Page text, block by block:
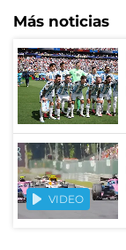
Más noticias
VIDEO